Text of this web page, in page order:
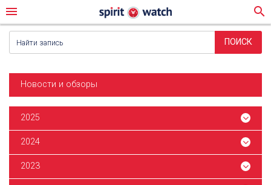
menu search
Новости и обзоры
2025
2024
2023